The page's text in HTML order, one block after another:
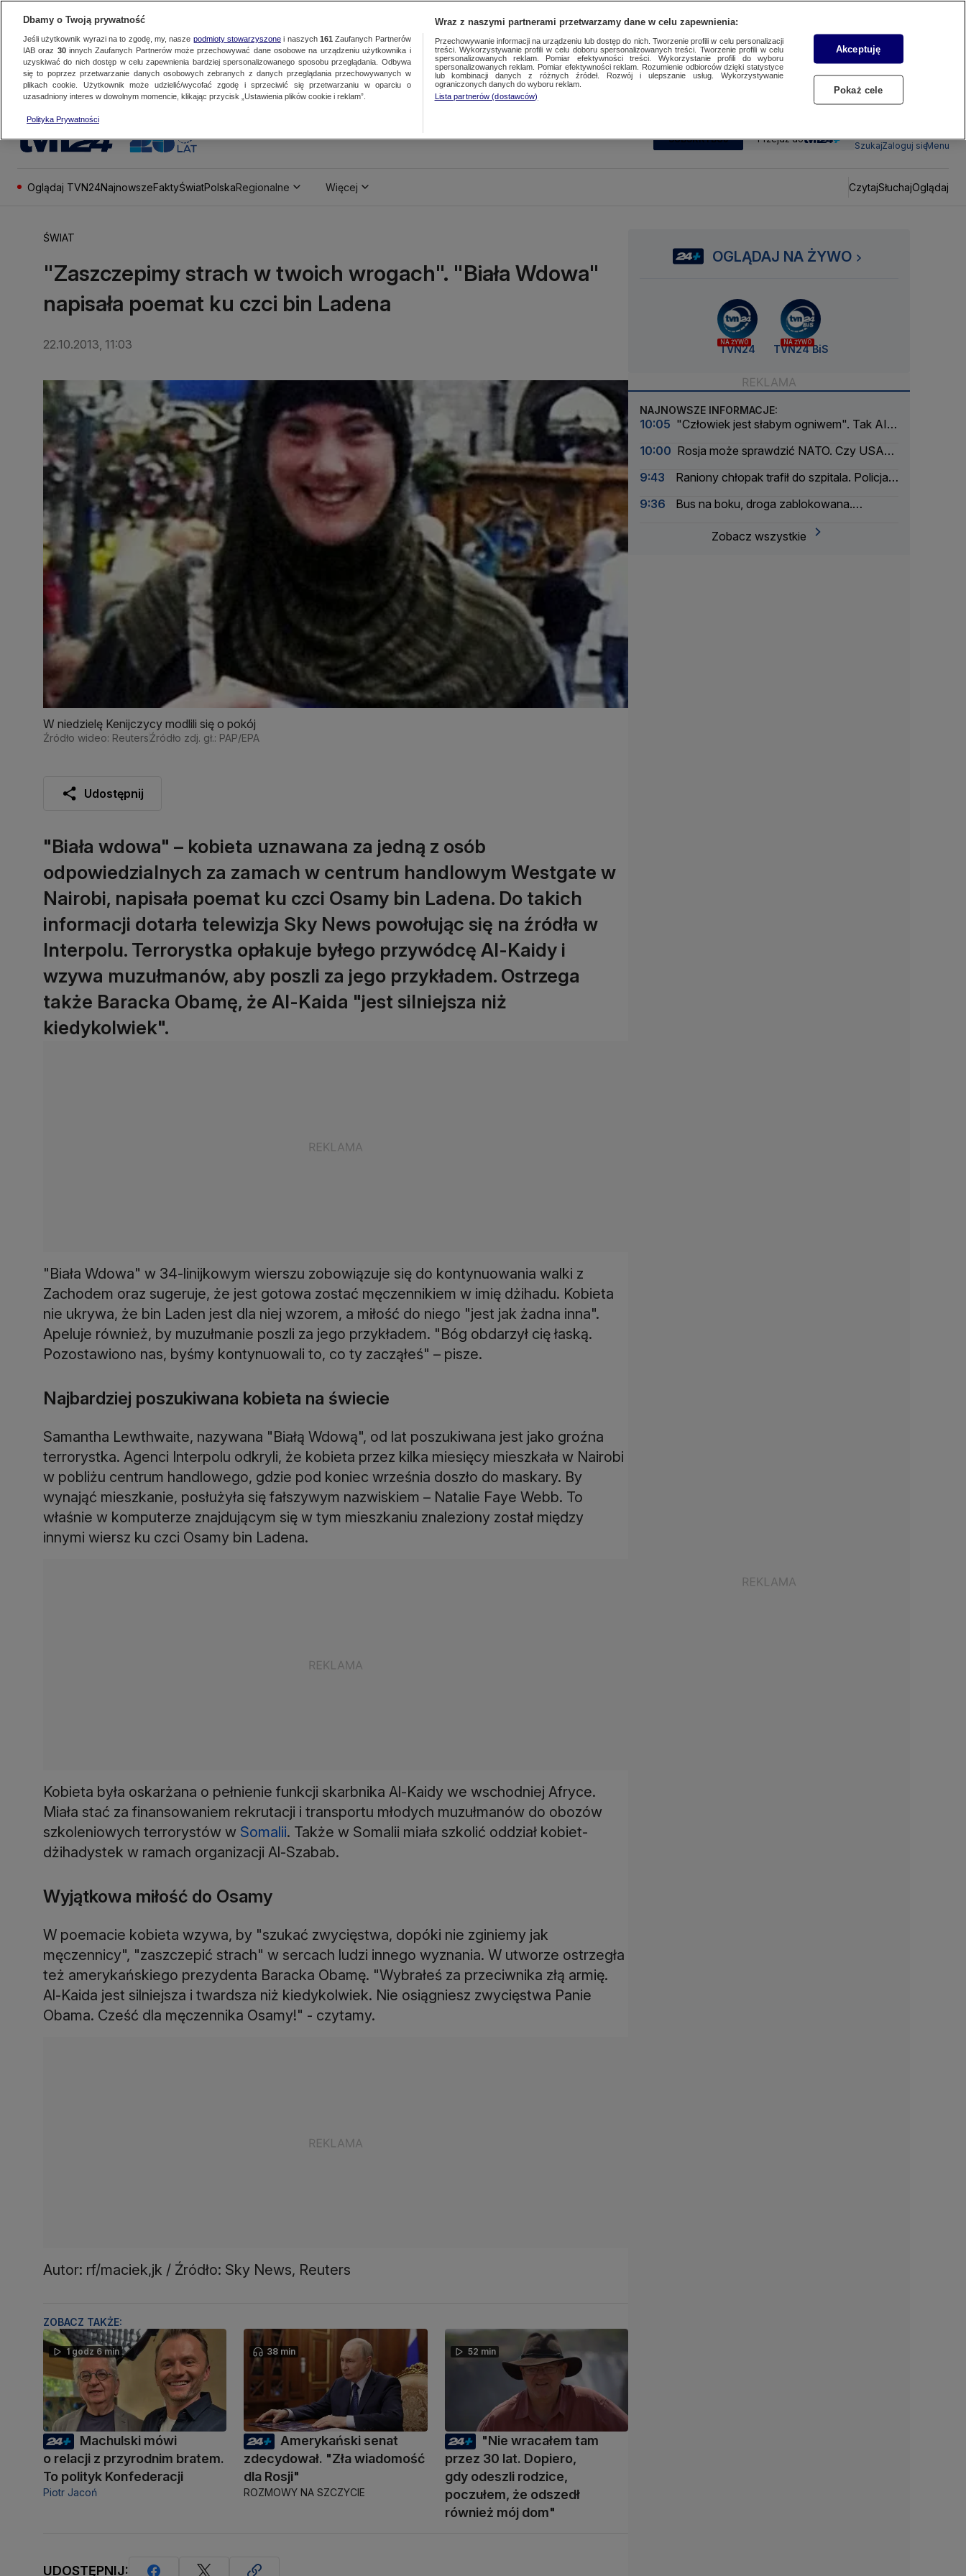
SUBSKRYBUJ Przejdź do
SzukajZaloguj sięMenu
Oglądaj TVN24NajnowszeFaktyŚwiatPolskaRegionalne Więcej CzytajSłuchajOglądaj
ŚWIAT
"Zaszczepimy strach w twoich wrogach". "Biała Wdowa"
napisała poemat ku czci bin Ladena
22.10.2013, 11:03
W niedzielę Kenijczycy modlili się o pokój
Źródło wideo: ReutersŹródło zdj. gł.: PAP/EPA
Udostępnij
"Biała wdowa" – kobieta uznawana za jedną z osób
odpowiedzialnych za zamach w centrum handlowym Westgate w
Nairobi, napisała poemat ku czci Osamy bin Ladena. Do takich
informacji dotarła telewizja Sky News powołując się na źródła w
Interpolu. Terrorystka opłakuje byłego przywódcę Al-Kaidy i
wzywa muzułmanów, aby poszli za jego przykładem. Ostrzega
także Baracka Obamę, że Al-Kaida "jest silniejsza niż
kiedykolwiek".
"Biała Wdowa" w 34-linijkowym wierszu zobowiązuje się do kontynuowania walki z
Zachodem oraz sugeruje, że jest gotowa zostać męczennikiem w imię dżihadu. Kobieta
nie ukrywa, że bin Laden jest dla niej wzorem, a miłość do niego "jest jak żadna inna".
Apeluje również, by muzułmanie poszli za jego przykładem. "Bóg obdarzył cię łaską.
Pozostawiono nas, byśmy kontynuowali to, co ty zacząłeś" – pisze.
Najbardziej poszukiwana kobieta na świecie
Samantha Lewthwaite, nazywana "Białą Wdową", od lat poszukiwana jest jako groźna
terrorystka. Agenci Interpolu odkryli, że kobieta przez kilka miesięcy mieszkała w Nairobi
w pobliżu centrum handlowego, gdzie pod koniec września doszło do maskary. By
wynająć mieszkanie, posłużyła się fałszywym nazwiskiem – Natalie Faye Webb. To
właśnie w komputerze znajdującym się w tym mieszkaniu znaleziony został między
innymi wiersz ku czci Osamy bin Ladena.
Kobieta była oskarżana o pełnienie funkcji skarbnika Al-Kaidy we wschodniej Afryce.
Miała stać za finansowaniem rekrutacji i transportu młodych muzułmanów do obozów
szkoleniowych terrorystów w Somalii. Także w Somalii miała szkolić oddział kobiet-
dżihadystek w ramach organizacji Al-Szabab.
Wyjątkowa miłość do Osamy
W poemacie kobieta wzywa, by "szukać zwycięstwa, dopóki nie zginiemy jak
męczennicy", "zaszczepić strach" w sercach ludzi innego wyznania. W utworze ostrzegła
też amerykańskiego prezydenta Baracka Obamę. "Wybrałeś za przeciwnika złą armię.
Al-Kaida jest silniejsza i twardsza niż kiedykolwiek. Nie osiągniesz zwycięstwa Panie
Obama. Cześć dla męczennika Osamy!" - czytamy.
Autor: rf/maciek,jk / Źródło: Sky News, Reuters
ZOBACZ TAKŻE:
1 godz 6 min
Machulski mówi
o relacji z przyrodnim bratem.
To polityk Konfederacji
Piotr Jacoń
38 min
Amerykański senat
zdecydował. "Zła wiadomość
dla Rosji"
ROZMOWY NA SZCZYCIE
52 min
"Nie wracałem tam
przez 30 lat. Dopiero,
gdy odeszli rodzice,
poczułem, że odszedł
również mój dom"
UDOSTĘPNIJ:
OGLĄDAJ NA ŻYWO
NA ŻYWO
TVN24
NA ŻYWO
TVN24 BiS
NAJNOWSZE INFORMACJE:
10:05 "Człowiek jest słabym ogniwem". Tak AI
10:00 Rosja może sprawdzić NATO. Czy USA
9:43
Raniony chłopak trafił do szpitala. Policja
9:36
Bus na boku, droga zablokowana.
Zobacz wszystkie
Dbamy o Twoją prywatność
Jeśli użytkownik wyrazi na to zgodę, my, nasze podmioty stowarzyszonei naszych 161 Zaufanych Partnerów
IAB oraz 30innych Zaufanych Partnerów może przechowywać dane osobowe na urządzeniu użytkownika i
uzyskiwać do nich dostęp w celu zapewnienia bardziej spersonalizowanego sposobu przeglądania. Odbywa
się to poprzez przetwarzanie danych osobowych zebranych z danych przeglądania przechowywanych w
plikach cookie. Użytkownik może udzielić/wycofać zgodę i sprzeciwić się przetwarzaniu w oparciu o
uzasadniony interes w dowolnym momencie, klikając przycisk „Ustawienia plików cookie i reklam”.
Polityka Prywatności
Wraz z naszymi partnerami przetwarzamy dane w celu zapewnienia:
Przechowywanie informacji na urządzeniu lub dostęp do nich. Tworzenie profili w celu personalizacji
treści. Wykorzystywanie profili w celu doboru spersonalizowanych treści. Tworzenie profili w celu
spersonalizowanych reklam. Pomiar efektywności treści. Wykorzystanie profili do wyboru
spersonalizowanych reklam. Pomiar efektywności reklam. Rozumienie odbiorców dzięki statystyce
lub kombinacji danych z różnych źródeł. Rozwój i ulepszanie usług. Wykorzystywanie
ograniczonych danych do wyboru reklam.
Lista partnerów (dostawców)
Akceptuję
Pokaż cele